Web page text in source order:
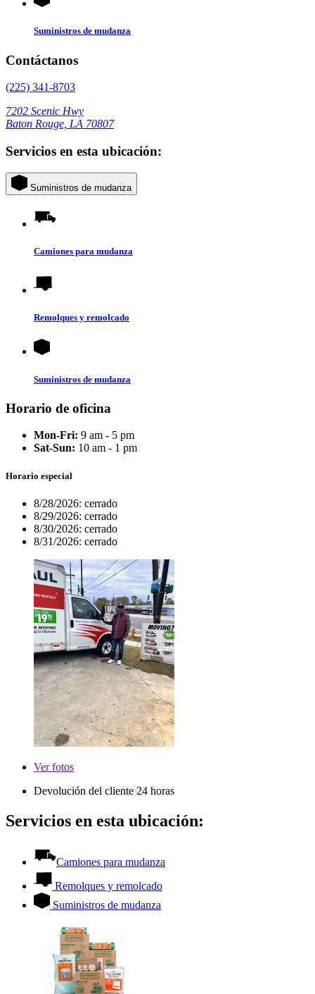
Suministros de mudanza
Contáctanos
(225) 341-8703
7202 Scenic Hwy
Baton Rouge, LA 70807
Servicios en esta ubicación:
Suministros de mudanza
Camiones para mudanza
Remolques y remolcado
Suministros de mudanza
Horario de oficina
Mon-Fri: 9 am - 5 pm
Sat-Sun: 10 am - 1 pm
Horario especial
8/28/2026: cerrado
8/29/2026: cerrado
8/30/2026: cerrado
8/31/2026: cerrado
Verfotos
Devolución del cliente 24 horas
Servicios en esta ubicación:
Camiones para mudanza
Remolques y remolcado
Suministros de mudanza